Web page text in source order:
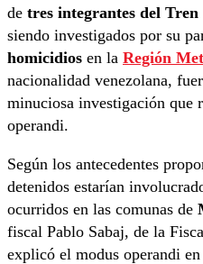
de tres integrantes del Tren
siendo investigados por su
homicidios en la Región
nacionalidad venezolana,
minuciosa investigación que
operandi.
Según los antecedentes
detenidos estarían
ocurridos en las comunas de
fiscal Pablo Sabaj, de la
explicó el modus operandi